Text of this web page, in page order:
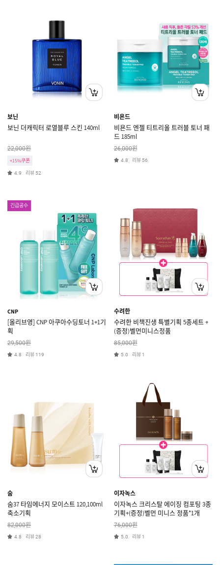
보닌
보닌 더캐릭터 로열블루 스킨 140ml
22,000원
+15%쿠폰
4.9 리뷰 52
비욘드
비욘드 엔젤 티트리올 트러블 토너 패
드 185ml
26,000원
4.8 리뷰 56
긴급공수
CNP
[올리브영] CNP 아쿠아수딩토너 1+1기
획
29,500원
4.8 리뷰 119
수려한
수려한 비책진생 특별기획 5종세트 +
(증정)벨먼미니스정품
85,000원
5.0 리뷰 1
숨
숨37 타임에너지 모이스트 120,100ml
축소기획
82,000원
4.8 리뷰28
이자녹스
이자녹스 크리스탈 에이징 컴포팅 3종
기획+(증정)벨먼 미니스 정품*1개
76,000원
5.0 리뷰 1